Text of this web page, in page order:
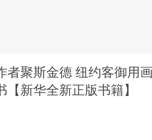
者聚斯金德 纽约客御用
新华全新正版书籍】